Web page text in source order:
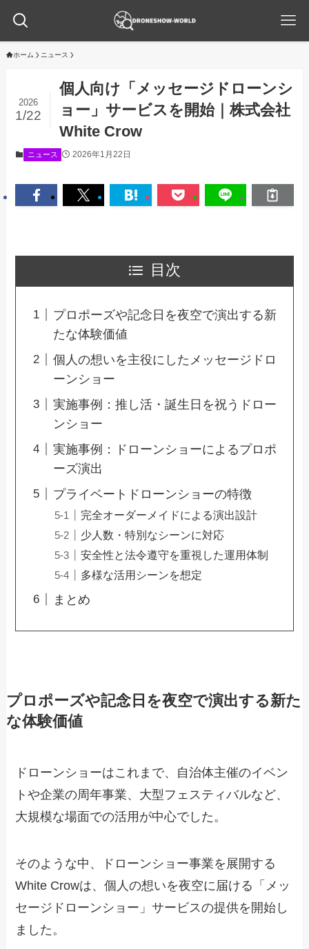
ホーム ニュース
個人向け「メッセージドローンシ
ョー」サービスを開始｜株式会社
White Crow
2026
1/22
ニュース 2026年1月22日
目次
プロポーズや記念日を夜空で演出する新
たな体験価値
個人の想いを主役にしたメッセージドロ
ーンショー
実施事例：推し活・誕生日を祝うドロー
ンショー
実施事例：ドローンショーによるプロポ
ーズ演出
プライベートドローンショーの特徴
完全オーダーメイドによる演出設計
少人数・特別なシーンに対応
安全性と法令遵守を重視した運用体制
多様な活用シーンを想定
まとめ
プロポーズや記念日を夜空で演出する新た
な体験価値
ドローンショーはこれまで、自治体主催のイベン
トや企業の周年事業、大型フェスティバルなど、
大規模な場面での活用が中心でした。
そのような中、ドローンショー事業を展開する
White Crowは、個人の想いを夜空に届ける「メッ
セージドローンショー」サービスの提供を開始し
ました。